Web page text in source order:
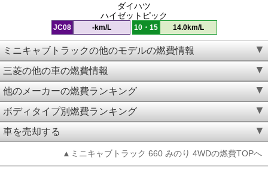
ダイハツ
ハイゼットピック
JC08 -km/L 10・15 14.0km/L
ミニキャブトラックの他のモデルの燃費情報
三菱の他の車の燃費情報
他のメーカーの燃費ランキング
ボディタイプ別燃費ランキング
車を売却する
▲ミニキャブトラック 660 みのり 4WDの燃費TOPへ